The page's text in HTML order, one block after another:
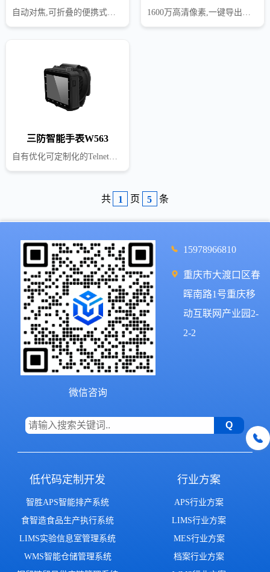
三防智能手表W563
自有优化可定制化的Telnet系统 快速扫描条码完成蓝牙配对 效率提升，降本增效
共 1 页 5 条
微信咨询
15978966810
重庆市大渡口区春
晖南路1号重庆移
动互联网产业园2-
2-2
低代码定制开发
智胜APS智能排产系统
食智造食品生产执行系统
LIMS实验信息室管理系统
WMS智能仓储管理系统
行业方案
APS行业方案
LIMS行业方案
MES行业方案
档案行业方案